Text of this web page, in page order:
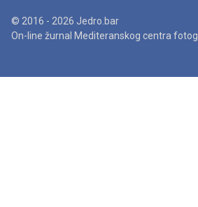
© 2016 - 2026 Jedro.bar
On-line žurnal Mediteranskog centra